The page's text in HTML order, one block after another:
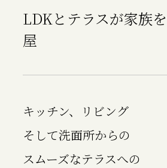
LDKとテラスが家族
屋
キッチン、リビング
そして洗面所からの
スムーズなテラスへの